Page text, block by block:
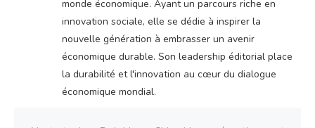
monde économique. Ayant un parcours riche en
innovation sociale, elle se dédie à inspirer la
nouvelle génération à embrasser un avenir
économique durable. Son leadership éditorial place
la durabilité et l'innovation au cœur du dialogue
économique mondial.